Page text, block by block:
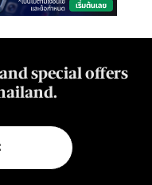
special offers